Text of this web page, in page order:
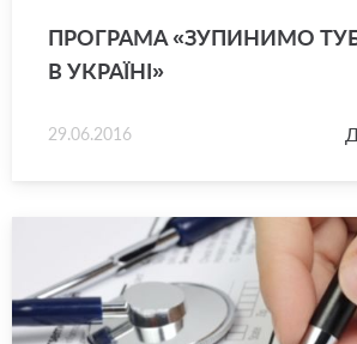
ПРО­ГРА­МА «ЗУ­ПИ­НИ­МО
В УКРА­Ї­НІ»
29.06.2016